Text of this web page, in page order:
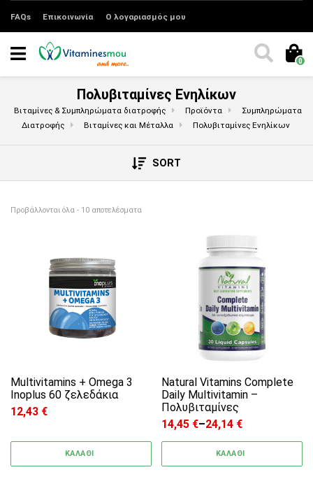
FAQs Επικοινωνία Ο λογαριασμός μου
0
Πολυβιταμίνες Ενηλίκων
Βιταμίνες & Συμπληρώματα διατροφής Προϊόντα
Συμπληρώματα
Διατροφής
Βιταμίνες και Μέταλλα Πολυβιταμίνες Ενηλίκων
SORT
Προβάλλονται όλα - 10 αποτελέσματα
Multivitamins + Omega 3
Inoplus 60 ζελεδάκια
12,43 €
ΚΑΛΑΘΙ
Natural Vitamins Complete
Daily Multivitamin –
Πολυβιταμίνες
14,45 €–24,14 €
Price range: 14,45 € through
ΚΑΛΑΘΙ
Αυτό το προϊόν έχει